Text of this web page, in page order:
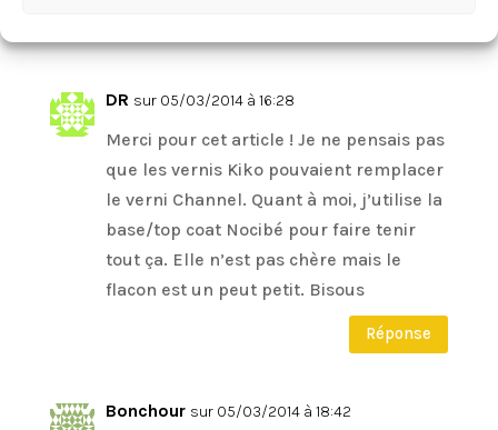
DR sur 05/03/2014 à 16:28
Merci pour cet article ! Je ne pensais pas
que les vernis Kiko pouvaient remplacer
le verni Channel. Quant à moi, j’utilise la
base/top coat Nocibé pour faire tenir
tout ça. Elle n’est pas chère mais le
flacon est un peut petit. Bisous
Réponse
Bonchour sur 05/03/2014 à 18:42